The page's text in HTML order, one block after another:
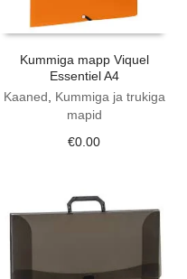
Kummiga mapp Viquel
Essentiel A4
Kaaned
Kummiga ja trukiga
mapid
€0.00